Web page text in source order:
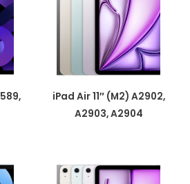
iPad Air 11″ (M2) A2902,
A2903, A2904